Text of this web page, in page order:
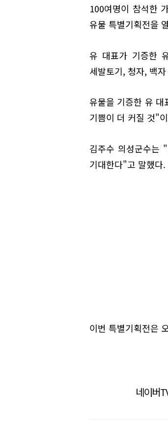
100여명이 참석한
유물 특별기획전을
유 대표가 기증한
세발토기, 청자, 백
유물을 기증한 유
기쁨이 더 커질 것"
김주수 의성군수는
기대한다"고 말했다.
이번 특별기획전은
네이버